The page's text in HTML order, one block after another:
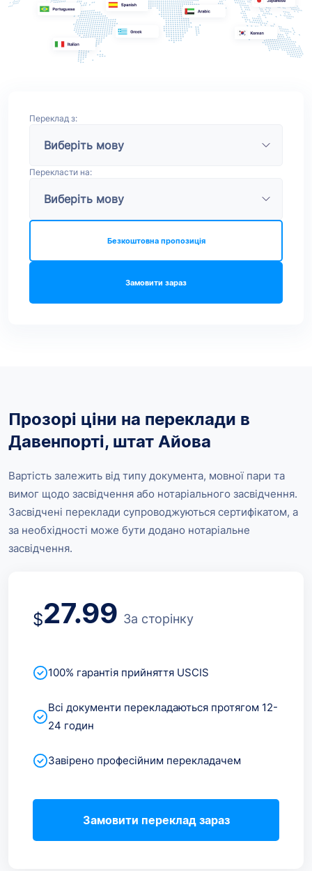
Переклад з:
Перекласти на:
Замовити зараз
Безкоштовна пропозиція
Прозорі ціни на переклади в
Давенпорті, штат Айова
Вартість залежить від типу документа, мовної пари та
вимог щодо засвідчення або нотаріального засвідчення.
Засвідчені переклади супроводжуються сертифікатом, а
за необхідності може бути додано нотаріальне
засвідчення.
$27.99 За сторінку
100% гарантія прийняття USCIS
Всі документи перекладаються протягом 12-
24 годин
Завірено професійним перекладачем
Замовити переклад зараз